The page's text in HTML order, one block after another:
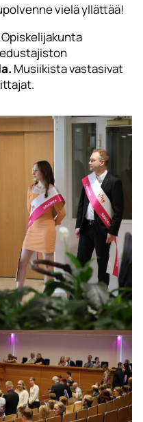
vielä yllättää!
Musiikista vastasivat